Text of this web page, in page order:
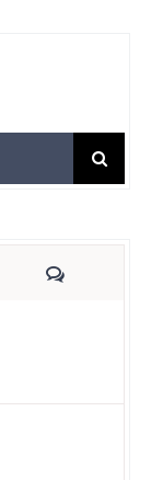
Comments